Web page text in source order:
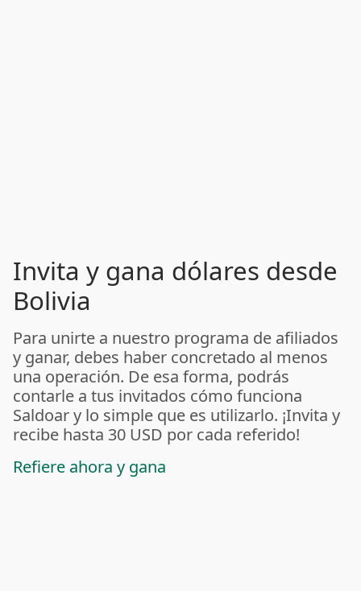
Invita y gana dólares desde
Bolivia
Para unirte a nuestro programa de afiliados
y ganar, debes haber concretado al menos
una operación. De esa forma, podrás
contarle a tus invitados cómo funciona
Saldoar y lo simple que es utilizarlo. ¡Invita y
recibe hasta 30 USD por cada referido!
Refiere ahora y gana